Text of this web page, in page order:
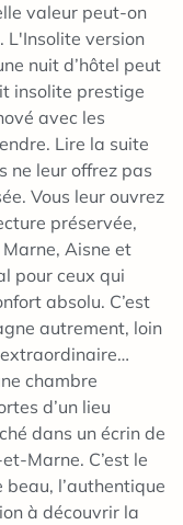
valeur peut-on
L'Insolite version
nuit d’hôtel peut
insolite prestige
avec les
Lire la suite
ne leur offrez pas
Vous leur ouvrez
préservée,
Aisne et
pour ceux qui
absolu. C’est
autrement, loin
chambre
d’un lieu
dans un écrin de
Marne. C’est le
l’authentique
à découvrir la